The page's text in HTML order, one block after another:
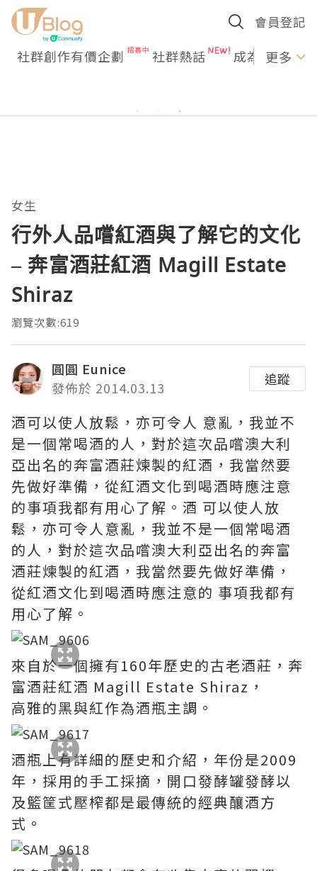
會員登記
社群創作有價企劃 社群熱話 成為U更多
女生
行外人品嚐紅酒與了解它的文化
– 奔富酒莊紅酒 Magill Estate
Shiraz
瀏覽次數:619
圓圓 Eunice
發佈於 2014.03.13
追蹤
酒可以使人放鬆，亦可令人 意亂，我並不
是一個常喝酒的人，對於這次品嚐澳大利
亞出名的奔富酒莊煉製的紅酒，我當然要
先做好準備，從紅酒文化到喝酒時應注意
的事項我都有用心了解。酒 可以使人放
鬆，亦可令人意亂，我並不是一個常喝酒
的人，對於這次品嚐澳大利亞出名的奔富
酒莊煉製的紅酒，我當然要先做好準備，
從紅酒文化到喝酒時應注意的 事項我都有
用心了解。
來自於一個擁有160年歷史的古老酒莊，奔
富酒莊紅酒 Magill Estate Shiraz，
高雅的黑與紅作為酒瓶主調。
酒瓶上有詳細的歷史和介紹，年份是2009
年，採用的手工採摘，開口發酵罐發酵以
及籃筐式壓榨都是最傳統的經典釀酒方
式。